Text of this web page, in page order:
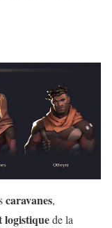
caravanes,
logistiquede la